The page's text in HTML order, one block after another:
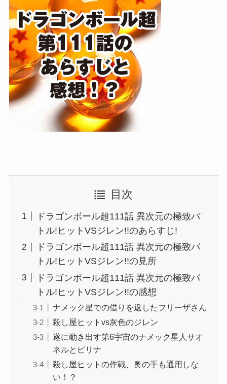
目次
ドラゴンボール超111話 異次元の極致バ
トル!ヒットVSジレン!!のあらすじ!
ドラゴンボール超111話 異次元の極致バ
トル!ヒットVSジレン!!の見所
ドラゴンボール超111話 異次元の極致バ
トル!ヒットVSジレン!!の感想
ナメック星での借りを返したフリーザさん
殺し屋ヒットvs灰色のジレン
遂に動き出す第6宇宙のナメック星人サオ
ネルとピリナ
殺し屋ヒットの作戦、奥の手も通用しな
い！？